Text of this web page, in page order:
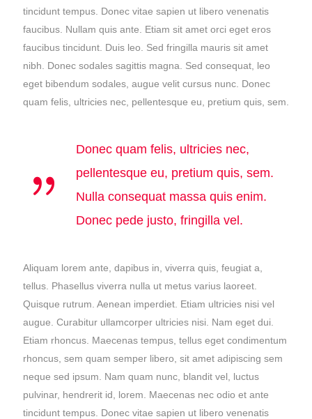
tincidunt tempus. Donec vitae sapien ut libero venenatis
faucibus. Nullam quis ante. Etiam sit amet orci eget eros
faucibus tincidunt. Duis leo. Sed fringilla mauris sit amet
nibh. Donec sodales sagittis magna. Sed consequat, leo
eget bibendum sodales, augue velit cursus nunc. Donec
quam felis, ultricies nec, pellentesque eu, pretium quis, sem.
Donec quam felis, ultricies nec,
pellentesque eu, pretium quis, sem.
Nulla consequat massa quis enim.
Donec pede justo, fringilla vel.
Aliquam lorem ante, dapibus in, viverra quis, feugiat a,
tellus. Phasellus viverra nulla ut metus varius laoreet.
Quisque rutrum. Aenean imperdiet. Etiam ultricies nisi vel
augue. Curabitur ullamcorper ultricies nisi. Nam eget dui.
Etiam rhoncus. Maecenas tempus, tellus eget condimentum
rhoncus, sem quam semper libero, sit amet adipiscing sem
neque sed ipsum. Nam quam nunc, blandit vel, luctus
pulvinar, hendrerit id, lorem. Maecenas nec odio et ante
tincidunt tempus. Donec vitae sapien ut libero venenatis